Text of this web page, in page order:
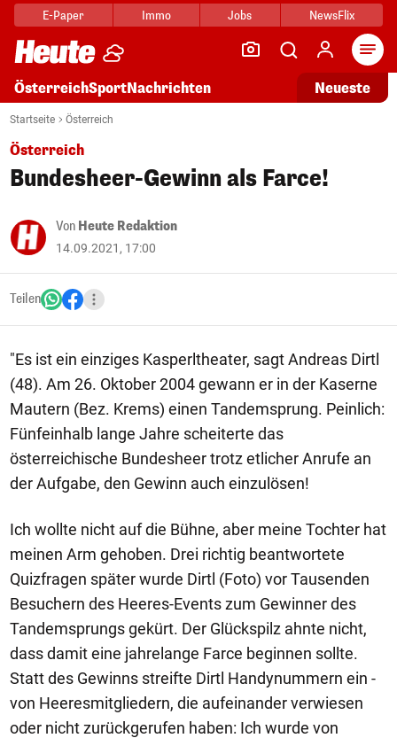
E-Paper Immo Jobs NewsFlix
ÖsterreichSportNachrichten Neueste
Startseite Österreich
Österreich
Bundesheer-Gewinn als Farce!
Von Heute Redaktion
14.09.2021, 17:00
Teilen
"Es ist ein einziges Kasperltheater, sagt Andreas Dirtl
(48). Am 26. Oktober 2004 gewann er in der Kaserne
Mautern (Bez. Krems) einen Tandemsprung. Peinlich:
Fünfeinhalb lange Jahre scheiterte das
österreichische Bundesheer trotz etlicher Anrufe an
der Aufgabe, den Gewinn auch einzulösen!
Ich wollte nicht auf die Bühne, aber meine Tochter hat
meinen Arm gehoben. Drei richtig beantwortete
Quizfragen später wurde Dirtl (Foto) vor Tausenden
Besuchern des Heeres-Events zum Gewinner des
Tandemsprungs gekürt. Der Glückspilz ahnte nicht,
dass damit eine jahrelange Farce beginnen sollte.
Statt des Gewinns streifte Dirtl Handynummern ein -
von Heeresmitgliedern, die aufeinander verwiesen
oder nicht zurückgerufen haben: Ich wurde von